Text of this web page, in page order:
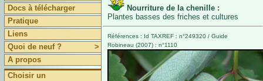
Docs à télécharger
Pratique
Liens
Quoi de neuf ?
>
A propos
Choisir un
Nourriture de la chenille :
Plantes basses des friches et cultures
Références : Id TAXREF : n°249320 / Guide
Robineau (2007) : n°1110